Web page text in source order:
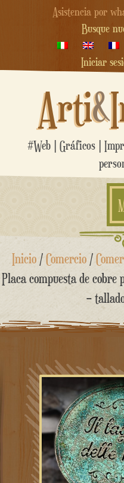
Asistencia por
Busque
Iniciar
Arti&
#Web | Gráficos |
saltar
contenido
Inicio/Comercio/
Placa compuesta de cobre
–